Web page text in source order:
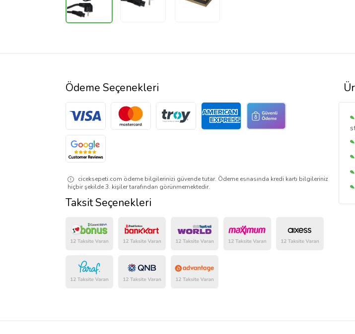
Ödeme Seçenekleri
ciceksepeti.com ödeme bilgilerinizi güvende tutar. Ödeme esnasında kredi kartı bilgileriniz
hiçbir şekilde 3. kişiler tarafından görünmemektedir.
Taksit Seçenekleri